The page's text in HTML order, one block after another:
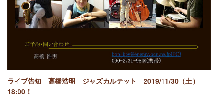
ライブ告知 髙橋浩明 ジャズカルテット 2019/11/30（土）
18:00！